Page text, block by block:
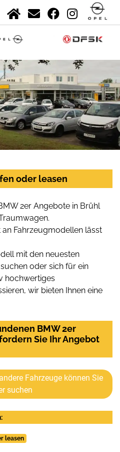
oder leasen
2er Angebote in Brühl
Fahrzeugmodellen lässt
mit den neuesten
oder sich für ein
hochwertiges
wir bieten Ihnen eine
BMW 2er
Sie Ihr Angebot
Fahrzeuge können Sie
suchen
leasen